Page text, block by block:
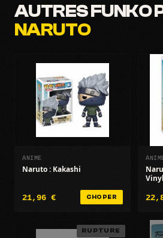
AUTRES FUNKO
NARUTO
ANIME
Naruto : Kakashi
21,96 € CHOPER
RUPTURE